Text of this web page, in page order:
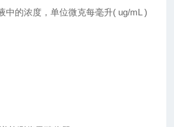
中的浓度，单位微克每毫升( ug/mL )